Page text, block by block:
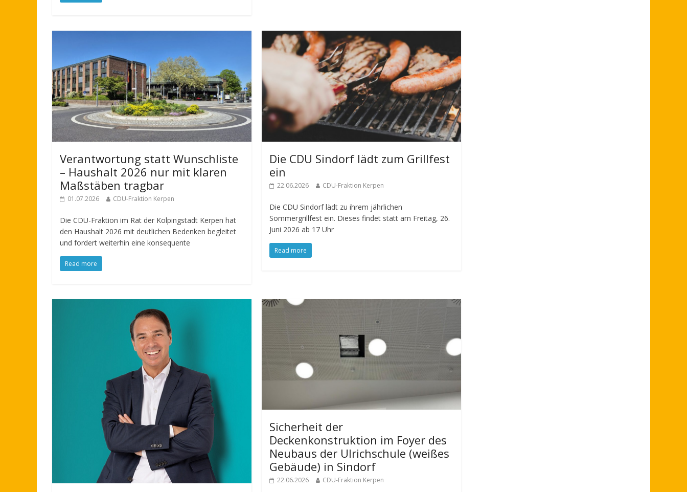
Verantwortung statt Wunschliste
– Haushalt 2026 nur mit klaren
Maßstäben tragbar
01.07.2026 CDU-Fraktion Kerpen
Die CDU-Fraktion im Rat der Kolpingstadt Kerpen hat
den Haushalt 2026 mit deutlichen Bedenken begleitet
und fordert weiterhin eine konsequente
Read more
Die CDU Sindorf lädt zum Grillfest
ein
22.06.2026 CDU-Fraktion Kerpen
Die CDU Sindorf lädt zu ihrem jährlichen
Sommergrillfest ein. Dieses findet statt am Freitag, 26.
Juni 2026 ab 17 Uhr
Read more
Sicherheit der
Deckenkonstruktion im Foyer des
Neubaus der Ulrichschule (weißes
Gebäude) in Sindorf
22.06.2026 CDU-Fraktion Kerpen